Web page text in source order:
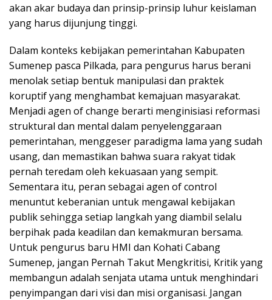
akan akar budaya dan prinsip-prinsip luhur keislaman
yang harus dijunjung tinggi.
Dalam konteks kebijakan pemerintahan Kabupaten
Sumenep pasca Pilkada, para pengurus harus berani
menolak setiap bentuk manipulasi dan praktek
koruptif yang menghambat kemajuan masyarakat.
Menjadi agen of change berarti menginisiasi reformasi
struktural dan mental dalam penyelenggaraan
pemerintahan, menggeser paradigma lama yang sudah
usang, dan memastikan bahwa suara rakyat tidak
pernah teredam oleh kekuasaan yang sempit.
Sementara itu, peran sebagai agen of control
menuntut keberanian untuk mengawal kebijakan
publik sehingga setiap langkah yang diambil selalu
berpihak pada keadilan dan kemakmuran bersama.
Untuk pengurus baru HMI dan Kohati Cabang
Sumenep, jangan Pernah Takut Mengkritisi, Kritik yang
membangun adalah senjata utama untuk menghindari
penyimpangan dari visi dan misi organisasi. Jangan